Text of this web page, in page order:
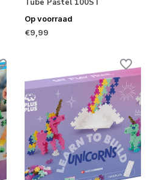
Tube Pastel 100ST
Op voorraad
€9,99